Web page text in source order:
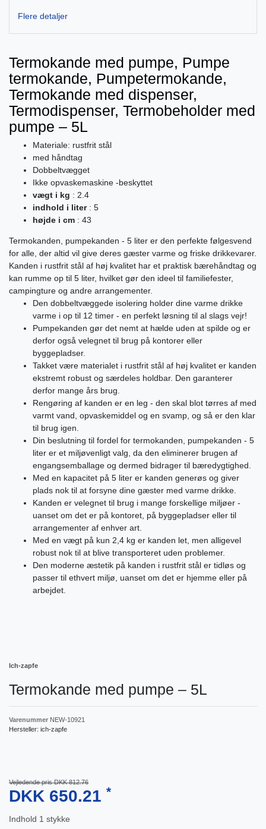
Flere detaljer
Termokande med pumpe, Pumpe
termokande, Pumpetermokande,
Termokande med dispenser,
Termodispenser, Termobeholder med
pumpe – 5L
Materiale: rustfrit stål
med håndtag
Dobbeltvægget
Ikke opvaskemaskine -beskyttet
vægt i kg : 2.4
indhold i liter : 5
højde i cm : 43
Termokanden, pumpekanden - 5 liter er den perfekte følgesvend
for alle, der altid vil give deres gæster varme og friske drikkevarer.
Kanden i rustfrit stål af høj kvalitet har et praktisk bærehåndtag og
kan rumme op til 5 liter, hvilket gør den ideel til familiefester,
campingture og andre arrangementer.
Den dobbeltvæggede isolering holder dine varme drikke
varme i op til 12 timer - en perfekt løsning til al slags vejr!
Pumpekanden gør det nemt at hælde uden at spilde og er
derfor også velegnet til brug på kontorer eller
byggepladser.
Takket være materialet i rustfrit stål af høj kvalitet er kanden
ekstremt robust og særdeles holdbar. Den garanterer
derfor mange års brug.
Rengøring af kanden er en leg - den skal blot tørres af med
varmt vand, opvaskemiddel og en svamp, og så er den klar
til brug igen.
Din beslutning til fordel for termokanden, pumpekanden - 5
liter er et miljøvenligt valg, da den eliminerer brugen af
engangsemballage og dermed bidrager til bæredygtighed.
Med en kapacitet på 5 liter er kanden generøs og giver
plads nok til at forsyne dine gæster med varme drikke.
Kanden er velegnet til brug i mange forskellige miljøer -
uanset om det er på kontoret, på byggepladser eller til
arrangementer af enhver art.
Med en vægt på kun 2,4 kg er kanden let, men alligevel
robust nok til at blive transporteret uden problemer.
Den moderne æstetik på kanden i rustfrit stål er tidløs og
passer til ethvert miljø, uanset om det er hjemme eller på
arbejdet.
Ich-zapfe
Termokande med pumpe – 5L
Varenummer NEW-10921
Hersteller: ich-zapfe
Vejledende pris DKK 812.76
DKK 650.21 *
Indhold 1 stykke